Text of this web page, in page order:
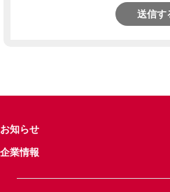
送信す
お知らせ
企業情報